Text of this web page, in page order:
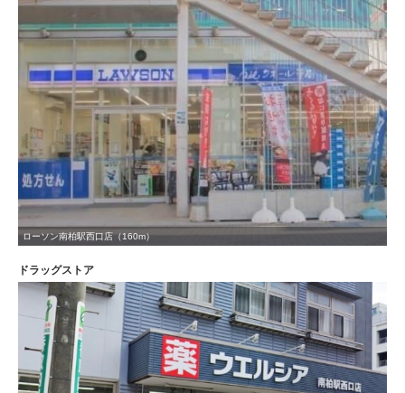
ローソン南柏駅西口店（160m）
ドラッグストア